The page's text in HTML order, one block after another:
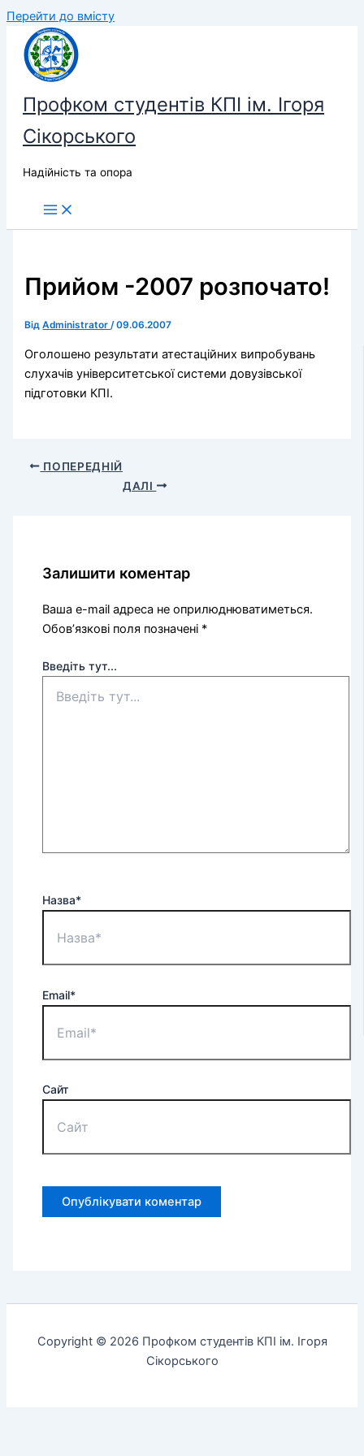
Перейти до вмісту
Профком студентів КПІ ім. Ігоря
Сікорського
Надійність та опора
Прийом -2007 розпочато!
ВідAdministrator/09.06.2007
Оголошено результати атестаційних випробувань
слухачів університетської системи довузівської
підготовки КПІ.
ПОПЕРЕДНІЙ
ДАЛІ
Залишити коментар
Ваша e-mail адреса не оприлюднюватиметься.
Обов’язкові поля позначені *
Введіть тут...
Назва*
Email*
Сайт
Copyright © 2026 Профком студентів КПІ ім. Ігоря
Сікорського